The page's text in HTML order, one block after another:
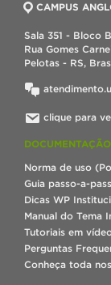
CAMPUS
Sala 351 - Bloco B
Rua Gomes
Pelotas - RS,
clique para
DOCUMENTAÇÃO
Norma de uso
Guia passo-a-
Dicas WP
Manual do Tema
Tutoriais em
Perguntas
Conheça toda